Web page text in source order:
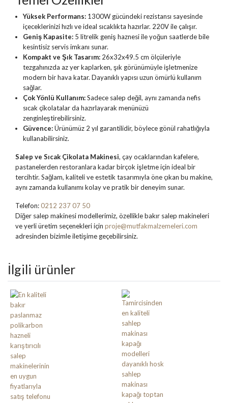
Yüksek Performans: 1300W gücündeki rezistansı sayesinde
içeceklerinizi hızlı ve ideal sıcaklıkta hazırlar. 220V ile çalışır.
Geniş Kapasite: 5 litrelik geniş haznesi ile yoğun saatlerde bile
kesintisiz servis imkanı sunar.
Kompakt ve Şık Tasarım: 26x32x49.5 cm ölçüleriyle
tezgahınızda az yer kaplarken, şık görünümüyle işletmenize
modern bir hava katar. Dayanıklı yapısı uzun ömürlü kullanım
sağlar.
Çok Yönlü Kullanım:Sadece salep değil, aynı zamanda nefis
sıcak çikolatalar da hazırlayarak menünüzü
zenginleştirebilirsiniz.
Güvence:Ürünümüz 2 yıl garantilidir, böylece gönül rahatlığıyla
kullanabilirsiniz.
Salep ve Sıcak Çikolata Makinesi, çay ocaklarından kafelere,
pastanelerden restoranlara kadar birçok işletme için ideal bir
tercihtir. Sağlam, kaliteli ve estetik tasarımıyla öne çıkan bu makine,
aynı zamanda kullanımı kolay ve pratik bir deneyim sunar.
Telefon:0212 237 07 50
Diğer salep makinesi modellerimiz, özellikle bakır salep makineleri
ve yerli üretim seçenekleri için proje@mutfakmalzemeleri.com
adresinden bizimle iletişime geçebilirsiniz.
İlgili ürünler